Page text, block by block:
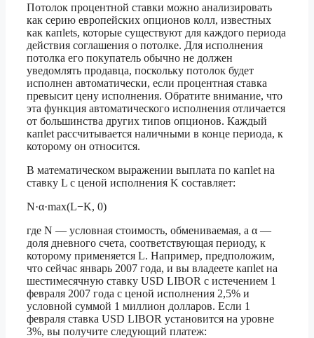
Потолок процентной ставки можно анализировать
как серию европейских опционов колл, известных
как капlets, которые существуют для каждого периода
действия соглашения о потолке. Для исполнения
потолка его покупатель обычно не должен
уведомлять продавца, поскольку потолок будет
исполнен автоматически, если процентная ставка
превысит цену исполнения. Обратите внимание, что
эта функция автоматического исполнения отличается
от большинства других типов опционов. Каждый
капlet рассчитывается наличными в конце периода, к
которому он относится.
В математическом выражении выплата по капlet на
ставку L с ценой исполнения K составляет:
N·α·max(L−K, 0)
где N — условная стоимость, обмениваемая, а α —
доля дневного счета, соответствующая периоду, к
которому применяется L. Например, предположим,
что сейчас январь 2007 года, и вы владеете капlet на
шестимесячную ставку USD LIBOR с истечением 1
февраля 2007 года с ценой исполнения 2,5% и
условной суммой 1 миллион долларов. Если 1
февраля ставка USD LIBOR установится на уровне
3%, вы получите следующий платеж: